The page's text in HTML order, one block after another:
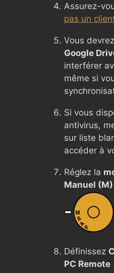
Assurez-
pas un
Vous
Google
interférer
même si
Si vous
antivirus,
sur liste
accéder à
Réglez la
Manuel (M)
Définissez
PC Remote